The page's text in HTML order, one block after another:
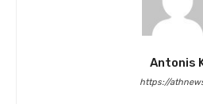
Antonis
https://